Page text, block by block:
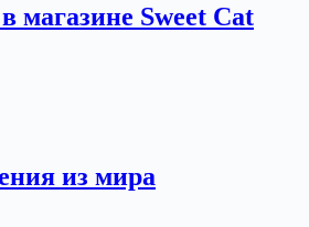
магазине Sweet Cat
из мира